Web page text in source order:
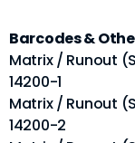
Barcodes &
Matrix / Runout
14200-1
Matrix / Runout
14200-2